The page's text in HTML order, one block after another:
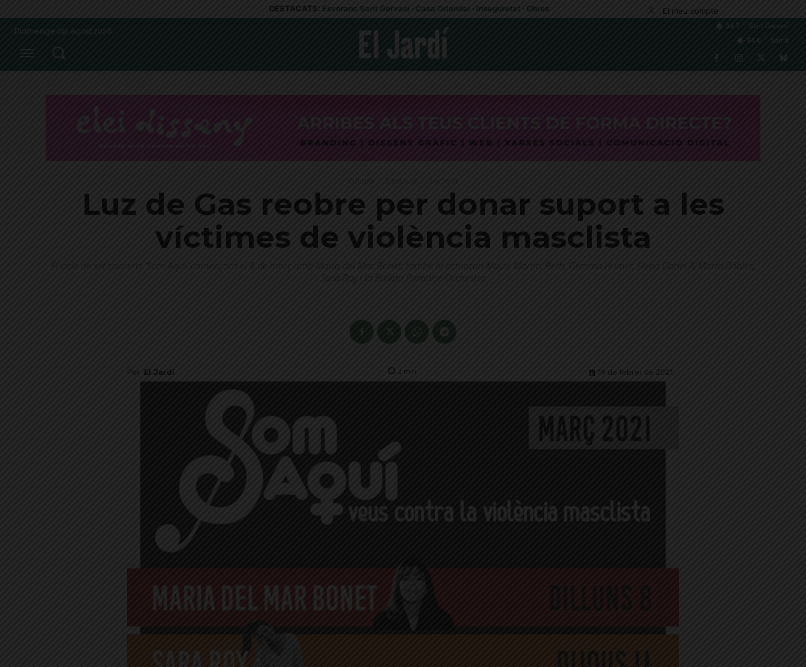
DESTACATS: Esvoranc Sant Gervasi · Casa Orlandai · Inseguretat · Obres El meu compte
Diumenge 09, agost 2026
34.7
Sant Gervasi
34.6
Sarrià
Luz de Gas reobre per donar suport a les
víctimes de violència masclista
El cicle de set concerts 'Som Aquí' començarà el 8 de març amb Maria del Mar Bonet; també hi actuaran Mayte Martín, Beth, Gemma Humet, Elena Gadel & Marta Robles,
Sara Roy i la Balkan Paradise Orchestra
Per El Jardí 2 min. 19 de febrer de 2021